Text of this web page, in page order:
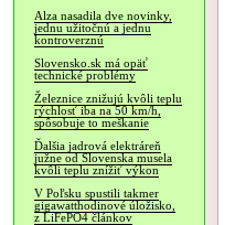
Alza nasadila dve novinky,
jednu užitočnú a jednu
kontroverznú
Slovensko.sk má opäť
technické problémy
Železnice znižujú kvôli teplu
rýchlosť iba na 50 km/h,
spôsobuje to meškanie
Ďalšia jadrová elektráreň
južne od Slovenska musela
kvôli teplu znížiť výkon
V Poľsku spustili takmer
gigawatthodinové úložisko,
z LiFePO4 článkov